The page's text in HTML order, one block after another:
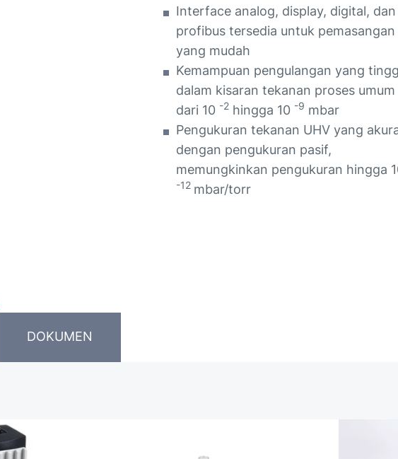
Interface analog, display, digital, dan
profibus tersedia untuk pemasangan
yang mudah
Kemampuan pengulangan yang
dalam kisaran tekanan proses umum
dari 10 -2 hingga 10 -9 mbar
Pengukuran tekanan UHV yang
dengan pengukuran pasif,
memungkinkan pengukuran hingga
-12 mbar/torr
DOKUMEN